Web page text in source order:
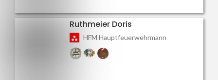
Ruthmeier Doris
HFM Hauptfeuerwehrmann